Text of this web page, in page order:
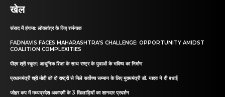
खेल
संसद में हंगामा: लोकतंत्र के लिए शर्मनाक
FADNAVIS FACES MAHARASHTRA’S CHALLENGE: OPPORTUNITY AMIDST
COALITION COMPLEXITIES
पीएम श्री स्कूल: आधुनिक शिक्षा के साथ राष्ट्र के युवाओं के भविष्य का निर्माण
प्रधानमंत्री श्री मोदी को दो राष्ट्रों से मिले सर्वोच्च सम्मान के लिए मुख्यमंत्री डॉ. यादव ने दी बधाई
जोहर कप में मध्यप्रदेश अकादमी के 3 खिलाड़ियों का शानदार प्रदर्शन